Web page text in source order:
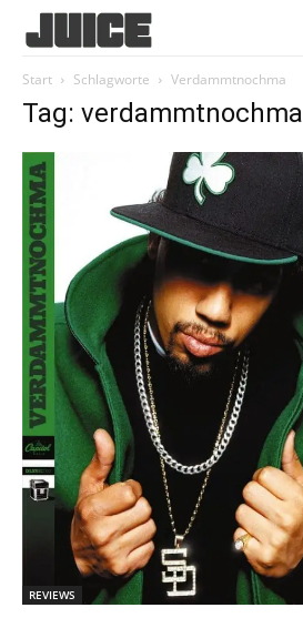
Start Schlagworte Verdammtnochma
Tag: verdammtnochma
REVIEWS